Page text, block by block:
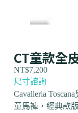
CT童款全
NT$7,200
尺寸諮詢
Cavalleria
童馬褲，經典款